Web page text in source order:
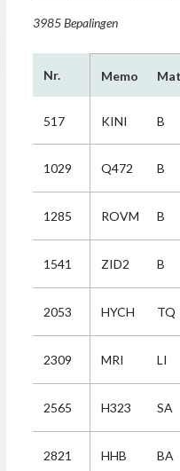
3985 Bepalingen
Nr. Memo
517 KINI B
1029 Q472 B
1285 ROVM B
1541 ZID2 B
2053 HYCH TQ
2309 MRI LI
2565 H323 SA
2821 HHB BA